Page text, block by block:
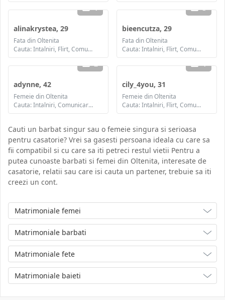
1
alinakrystea, 29
Fata din Oltenita
Cauta: Intalniri, Flirt, Comunicare / chat, Prietenie, Casatorie
3
bieencutza, 29
Fata din Oltenita
Cauta: Intalniri, Flirt, Comunicare / chat, Prietenie, Casatorie
2
adynne, 42
Femeie din Oltenita
Cauta: Intalniri, Comunicare / chat, Prietenie, Casatorie
1
cily_4you, 31
Femeie din Oltenita
Cauta: Intalniri, Flirt, Comunicare / chat, Prietenie, Casatorie
Cauti un barbat singur sau o femeie singura si serioasa
pentru casatorie? Vrei sa gasesti persoana ideala cu care sa
fii compatibil si cu care sa iti petreci restul vietii Pentru a
putea cunoaste barbati si femei din Oltenita, interesate de
casatorie, relatii sau care isi cauta un partener, trebuie sa iti
creezi un cont.
Matrimoniale femei
Matrimoniale barbati
Matrimoniale fete
Matrimoniale baieti